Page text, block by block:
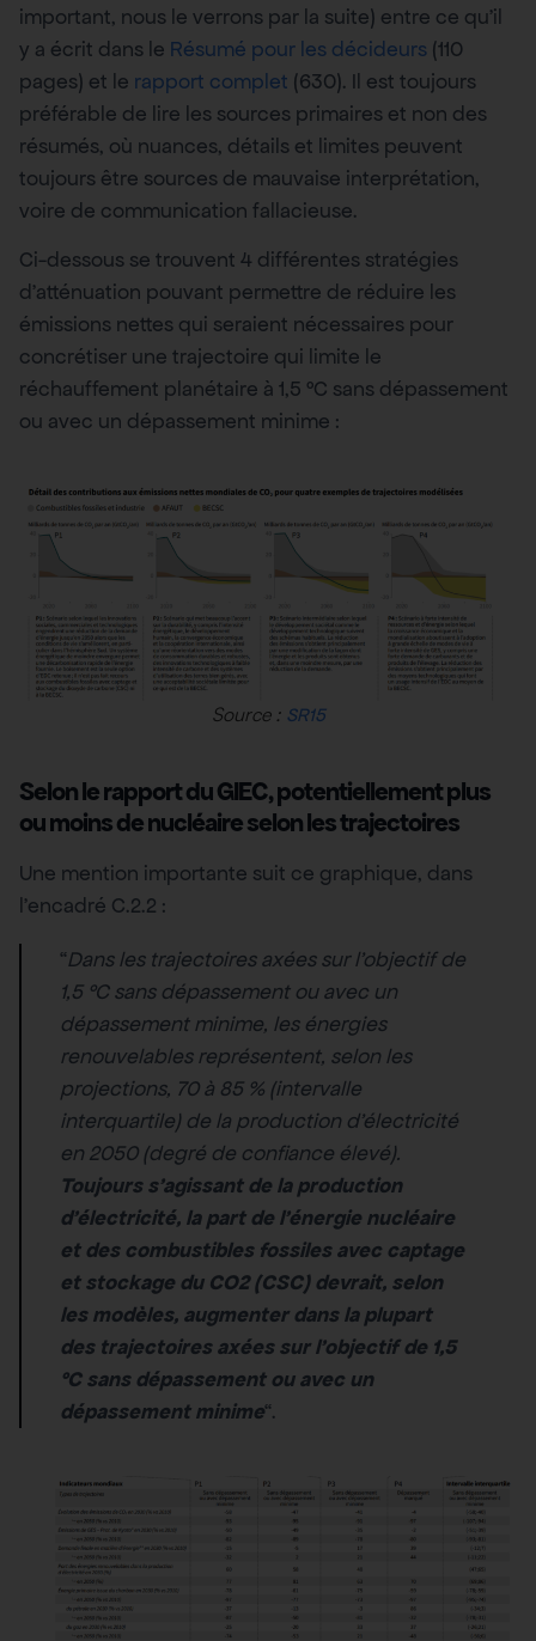
important, nous le verrons par la suite) entre ce qu’il
y a écrit dans le Résumé pour les décideurs (110
pages) et le rapport complet (630). Il est toujours
préférable de lire les sources primaires et non des
résumés, où nuances, détails et limites peuvent
toujours être sources de mauvaise interprétation,
voire de communication fallacieuse.
Ci-dessous se trouvent 4 différentes stratégies
d’atténuation pouvant permettre de réduire les
émissions nettes qui seraient nécessaires pour
concrétiser une trajectoire qui limite le
réchauffement planétaire à 1,5 °C sans dépassement
ou avec un dépassement minime :
Source : SR15
Selon le rapport du GIEC, potentiellement plus
ou moins de nucléaire selon les trajectoires
Une mention importante suit ce graphique, dans
l’encadré C.2.2 :
“Dans les trajectoires axées sur l’objectif de
1,5 °C sans dépassement ou avec un
dépassement minime, les énergies
renouvelables représentent, selon les
projections, 70 à 85 % (intervalle
interquartile) de la production d’électricité
en 2050 (degré de confiance élevé).
Toujours s’agissant de la production
d’électricité, la part de l’énergie nucléaire
et des combustibles fossiles avec captage
et stockage du CO2 (CSC) devrait, selon
les modèles, augmenter dans la plupart
des trajectoires axées sur l’objectif de 1,5
°C sans dépassement ou avec un
dépassement minime“.